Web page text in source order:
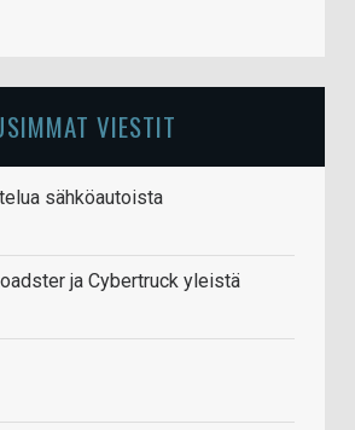
VIESTIT
sähköautoista
ja Cybertruck yleistä